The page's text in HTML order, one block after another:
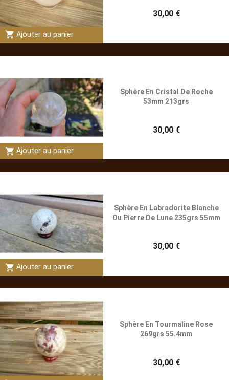
shopping_cart Ajouter au panier
30,00 €
shopping_cart Ajouter au panier
Sphère En Cristal De Roche
53mm 213grs
30,00 €
shopping_cart Ajouter au panier
Sphère En Labradorite Blanche
Ou Pierre De Lune 235grs 55mm
30,00 €
Sphère En Tourmaline Rose
269grs 55.4mm
30,00 €